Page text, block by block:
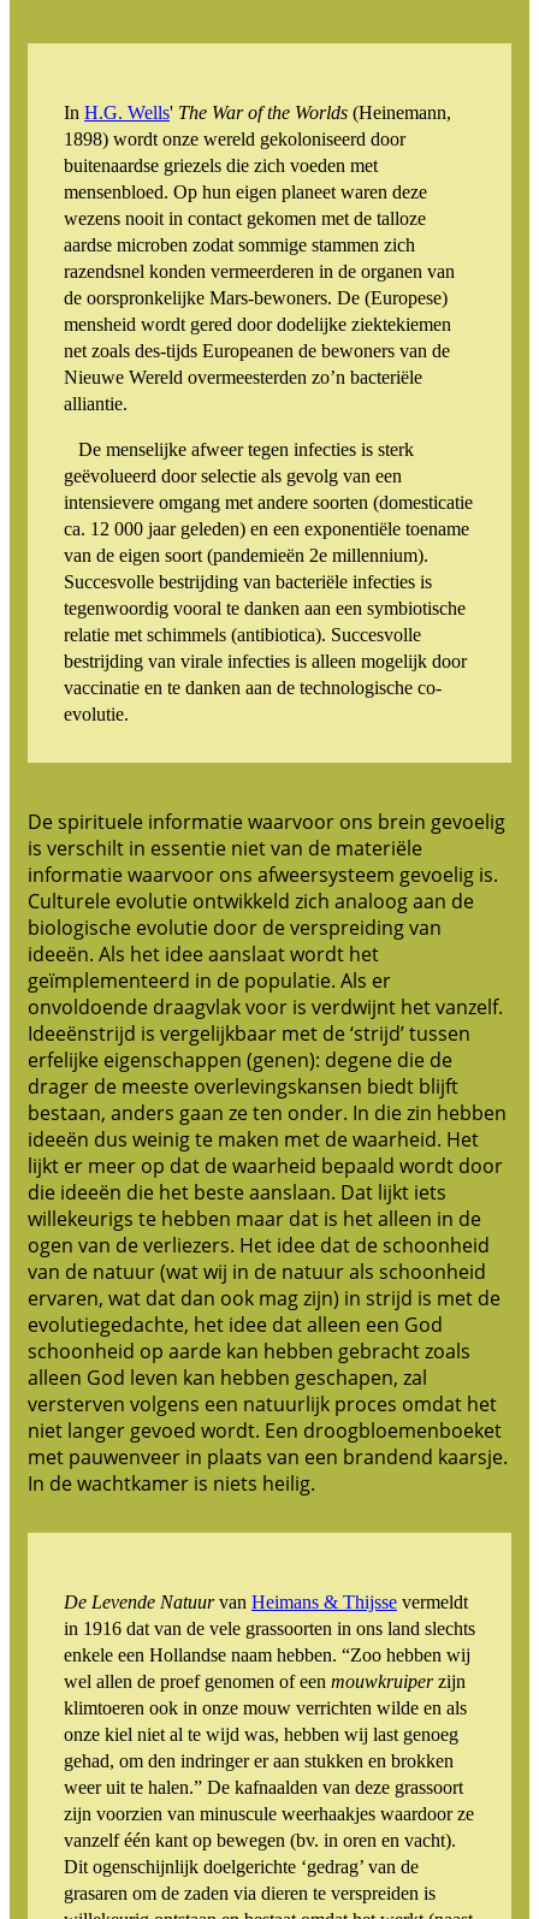
In H.G. Wells' The War of the Worlds (Heinemann,
1898) wordt onze wereld gekoloniseerd door
buitenaardse griezels die zich voeden met
mensenbloed. Op hun eigen planeet waren deze
wezens nooit in contact gekomen met de talloze
aardse microben zodat sommige stammen zich
razendsnel konden vermeerderen in de organen van
de oorspronkelijke Mars-bewoners. De (Europese)
mensheid wordt gered door dodelijke ziektekiemen
net zoals des-tijds Europeanen de bewoners van de
Nieuwe Wereld overmeesterden zo’n bacteriële
alliantie.
De menselijke afweer tegen infecties is sterk
geëvolueerd door selectie als gevolg van een
intensievere omgang met andere soorten (domesticatie
ca. 12 000 jaar geleden) en een exponentiële toename
van de eigen soort (pandemieën 2e millennium).
Succesvolle bestrijding van bacteriële infecties is
tegenwoordig vooral te danken aan een symbiotische
relatie met schimmels (antibiotica). Succesvolle
bestrijding van virale infecties is alleen mogelijk door
vaccinatie en te danken aan de technologische co-
evolutie.
De spirituele informatie waarvoor ons brein gevoelig
is verschilt in essentie niet van de materiële
informatie waarvoor ons afweersysteem gevoelig is.
Culturele evolutie ontwikkeld zich analoog aan de
biologische evolutie door de verspreiding van
ideeën. Als het idee aanslaat wordt het
geïmplementeerd in de populatie. Als er
onvoldoende draagvlak voor is verdwijnt het vanzelf.
Ideeënstrijd is vergelijkbaar met de ‘strijd’ tussen
erfelijke eigenschappen (genen): degene die de
drager de meeste overlevingskansen biedt blijft
bestaan, anders gaan ze ten onder. In die zin hebben
ideeën dus weinig te maken met de waarheid. Het
lijkt er meer op dat de waarheid bepaald wordt door
die ideeën die het beste aanslaan. Dat lijkt iets
willekeurigs te hebben maar dat is het alleen in de
ogen van de verliezers. Het idee dat de schoonheid
van de natuur (wat wij in de natuur als schoonheid
ervaren, wat dat dan ook mag zijn) in strijd is met de
evolutiegedachte, het idee dat alleen een God
schoonheid op aarde kan hebben gebracht zoals
alleen God leven kan hebben geschapen, zal
versterven volgens een natuurlijk proces omdat het
niet langer gevoed wordt. Een droogbloemenboeket
met pauwenveer in plaats van een brandend kaarsje.
In de wachtkamer is niets heilig.
De Levende Natuurvan Heimans & Thijsse vermeldt
in 1916 dat van de vele grassoorten in ons land slechts
enkele een Hollandse naam hebben. “Zoo hebben wij
wel allen de proef genomen of een mouwkruiperzijn
klimtoeren ook in onze mouw verrichten wilde en als
onze kiel niet al te wijd was, hebben wij last genoeg
gehad, om den indringer er aan stukken en brokken
weer uit te halen.” De kafnaalden van deze grassoort
zijn voorzien van minuscule weerhaakjes waardoor ze
vanzelf één kant op bewegen (bv. in oren en vacht).
Dit ogenschijnlijk doelgerichte ‘gedrag’ van de
grasaren om de zaden via dieren te verspreiden is